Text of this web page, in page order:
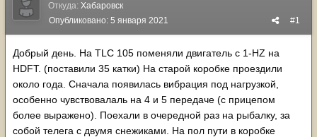
Откуда: Хабаровск
#1
Опубликовано: 5 января 2021
Добрый день. На TLC 105 поменяли двигатель с 1-HZ на
HDFT. (поставили 35 катки) На старой коробке проездили
около года. Сначала появилась вибрация под нагрузкой,
особенно чувствовалаль на 4 и 5 передаче (с прицепом
более выражено). Поехали в очередной раз на рыбалку, за
собой телега с двумя снежиками. На пол пути в коробке